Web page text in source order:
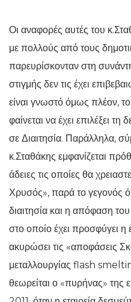
Οι αναφορές αυτές του
με πολλούς από τους
παρευρίσκονταν στη
στιγμής δεν τις έχει
είναι γνωστό όμως πλέον,
φαίνεται να έχει επιλέξει
σε Διαιτησία. Παράλληλα,
κ.Σταθάκης εμφανίζεται
άδειες τις οποίες θα
Χρυσός», παρά το γεγονός
διαιτησία και η απόφαση
στο οποίο έχει προσφύγει η
ακυρώσει τις «αποφάσεις
μεταλλουργίας flash
θεωρείται ο «πυρήνας»